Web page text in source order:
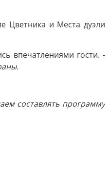
Цветника и Места дуэли
впечатлениями гости. -
составлять программу